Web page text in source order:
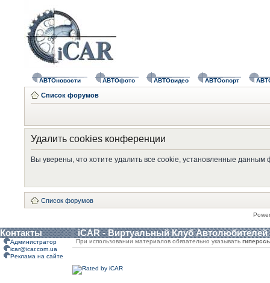
АВТОновости АВТОфото АВТОвидео АВТОспорт
Список форумов
Удалить cookies конференции
Вы уверены, что хотите удалить все cookie, установленные
Список форумов
Контакты iCAR - Виртуальный Клуб Автолюбителей
Администратор
icar@icar.com.ua
Реклама на сайте
При использовании материалов обязательно указывать